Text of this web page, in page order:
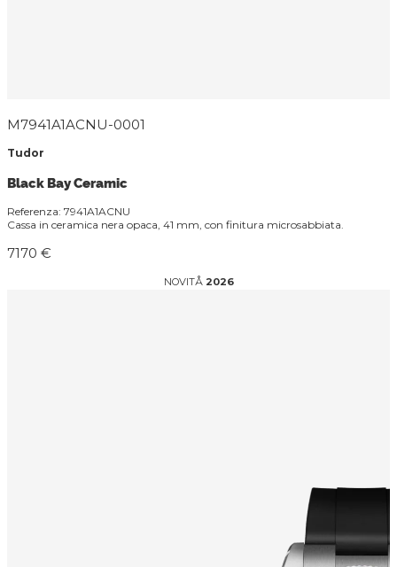
M7941A1ACNU-0001
Tudor
Black Bay Ceramic
Referenza: 7941A1ACNU
Cassa in ceramica nera opaca, 41 mm, con finitura microsabbiata.
7170 €
NOVITÅ 2026